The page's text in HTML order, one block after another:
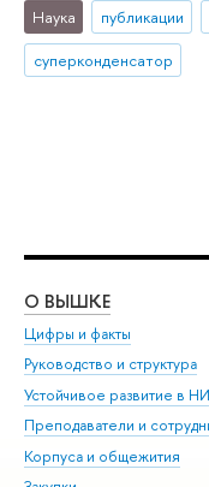
Наука публикации
суперконденсатор
О ВЫШКЕ
Цифры и факты
Руководство и структура
Устойчивое развитие в
Преподаватели и
Корпуса и общежития